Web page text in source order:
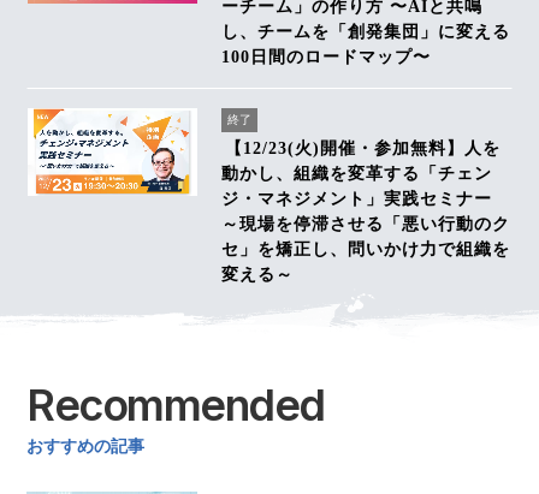
ーチーム」の作り方 〜AIと共鳴
し、チームを「創発集団」に変える
100日間のロードマップ〜
終了
【12/23(火)開催・参加無料】人を
動かし、組織を変革する「チェン
ジ・マネジメント」実践セミナー
～現場を停滞させる「悪い行動のク
セ」を矯正し、問いかけ力で組織を
変える～
Recommended
おすすめの記事